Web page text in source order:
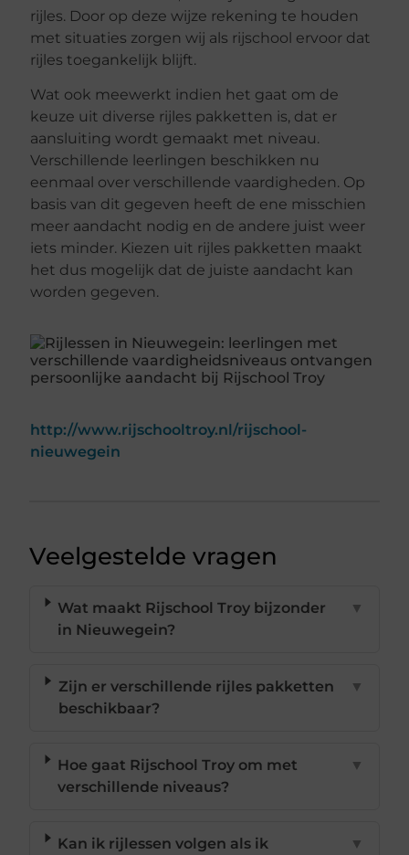
rijles. Door op deze wijze rekening te houden
met situaties zorgen wij als rijschool ervoor dat
rijles toegankelijk blijft.
Wat ook meewerkt indien het gaat om de
keuze uit diverse rijles pakketten is, dat er
aansluiting wordt gemaakt met niveau.
Verschillende leerlingen beschikken nu
eenmaal over verschillende vaardigheden. Op
basis van dit gegeven heeft de ene misschien
meer aandacht nodig en de andere juist weer
iets minder. Kiezen uit rijles pakketten maakt
het dus mogelijk dat de juiste aandacht kan
worden gegeven.
http://www.rijschooltroy.nl/rijschool-
nieuwegein
Veelgestelde vragen
Wat maakt Rijschool Troy bijzonder
in Nieuwegein?
▼
Zijn er verschillende rijles pakketten
beschikbaar?
▼
Hoe gaat Rijschool Troy om met
verschillende niveaus?
▼
Kan ik rijlessen volgen als ik
▼